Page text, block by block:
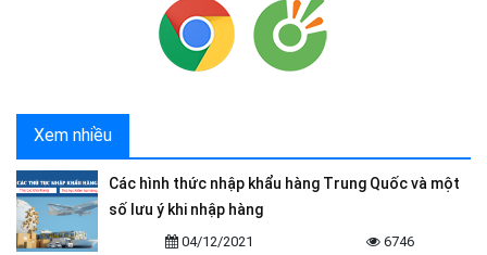
Xem nhiều
Các hình thức nhập khẩu hàng Trung Quốc và một
số lưu ý khi nhập hàng
04/12/2021 6746